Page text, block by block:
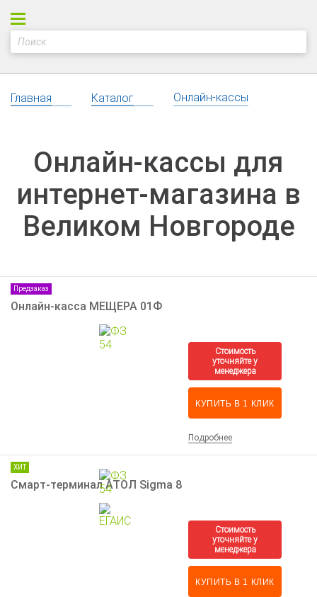
Главная Каталог Онлайн-кассы
Онлайн-кассы для
интернет-магазина в
Великом Новгороде
Предзаказ
Онлайн-касса МЕЩЕРА 01Ф
КУПИТЬ В 1 КЛИК
Подробнее
ХИТ
Смарт-терминал АТОЛ Sigma 8
КУПИТЬ В 1 КЛИК